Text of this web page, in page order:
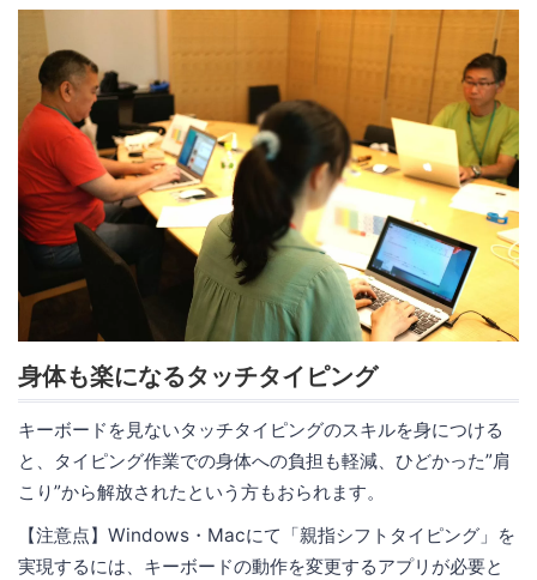
身体も楽になるタッチタイピング
キーボードを見ないタッチタイピングのスキルを身につける
と、タイピング作業での身体への負担も軽減、ひどかった”肩
こり”から解放されたという方もおられます。
【注意点】Windows・Macにて「親指シフトタイピング」を
実現するには、キーボードの動作を変更するアプリが必要と